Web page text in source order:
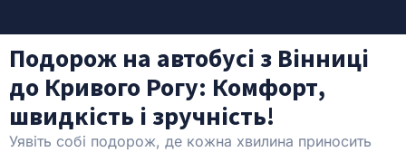
Подорож на автобусі з Вінниці
до Кривого Рогу: Комфорт,
швидкість і зручність!
Уявіть собі подорож, де кожна хвилина приносить